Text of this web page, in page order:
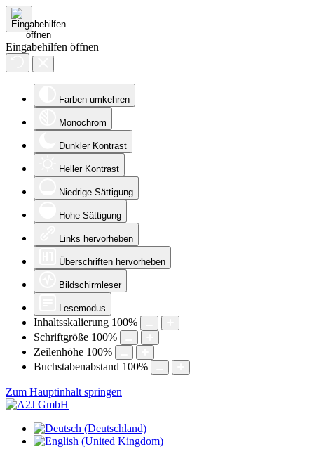
Eingabehilfen öffnen
Farben umkehren
Monochrom
Dunkler Kontrast
Heller Kontrast
Niedrige Sättigung
Hohe Sättigung
Links hervorheben
Überschriften hervorheben
Bildschirmleser
Lesemodus
Inhaltsskalierung 100%
Schriftgröße 100%
Zeilenhöhe 100%
Buchstabenabstand 100%
Zum Hauptinhalt springen